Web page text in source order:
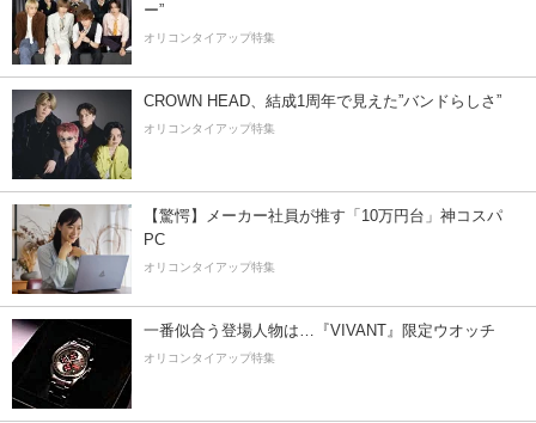
ー”
オリコンタイアップ特集
CROWN HEAD、結成1周年で見えた”バンドらしさ”
オリコンタイアップ特集
【驚愕】メーカー社員が推す「10万円台」神コスパ
PC
オリコンタイアップ特集
一番似合う登場人物は…『VIVANT』限定ウオッチ
オリコンタイアップ特集